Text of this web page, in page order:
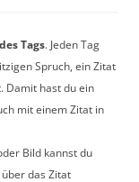
Tags. Jeden Tag
Spruch, ein Zitat
Damit hast du ein
mit einem Zitat in
Bild kannst du
das Zitat